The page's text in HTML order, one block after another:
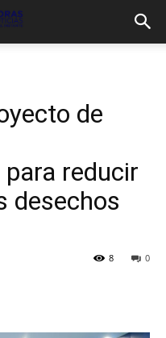
de
reducir
desechos
0
8